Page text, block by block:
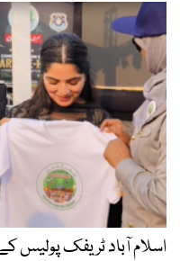
اسلام آباد ٹریفک پولیس